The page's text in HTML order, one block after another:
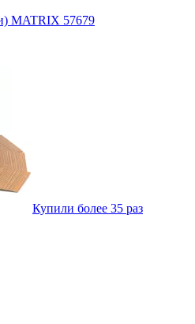
MATRIX 57679
Купили более 35 раз